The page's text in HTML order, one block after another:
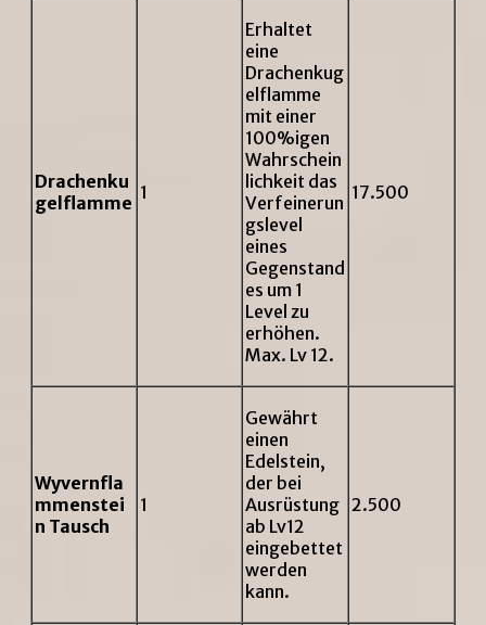
Drachenku
gelflamme 1
Erhaltet
eine
Drachenkug
elflamme
mit einer
100%igen
Wahrschein
lichkeit das
Verfeinerun
gslevel
eines
Gegenstand
es um 1
Level zu
erhöhen.
Max. Lv 12.
17.500
Wyvernfla
mmenstei
n Tausch
1
Gewährt
einen
Edelstein,
der bei
Ausrüstung
ab Lv12
eingebettet
werden
kann.
2.500